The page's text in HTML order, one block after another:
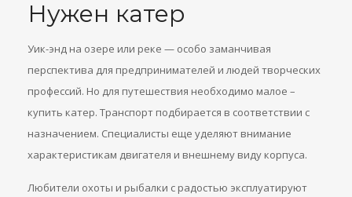
Нужен катер
Уик-энд на озере или реке — особо заманчивая
перспектива для предпринимателей и людей творческих
профессий. Но для путешествия необходимо малое –
купить катер. Транспорт подбирается в соответствии с
назначением. Специалисты еще уделяют внимание
характеристикам двигателя и внешнему виду корпуса.
Любители охоты и рыбалки с радостью эксплуатируют